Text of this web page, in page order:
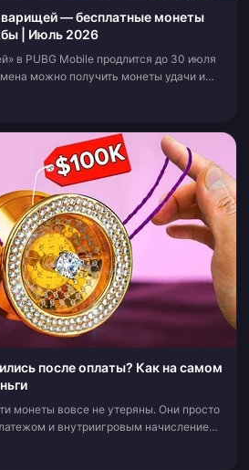
— бесплатные монеты
| Июль 2026
в PUBG Mobile продлится до 30 июля
можно получить монеты удачи и
о лимитах магазина,
после оплаты? Как на самом
монеты вовсе не утеряны. Они просто
и внутриигровым начислением,